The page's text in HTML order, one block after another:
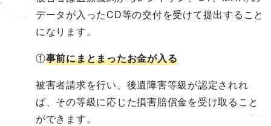
データが入ったCD等の交付を受けて提出すること
になります。
①事前にまとまったお金が入る
被害者請求を行い、後遺障害等級が認定されれ
ば、その等級に応じた損害賠償金を受け取ること
ができます。